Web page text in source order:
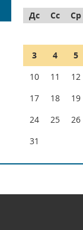
Дс
Сс Ср
3
4 5
10
11 12
17
18 19
24
25 26
31